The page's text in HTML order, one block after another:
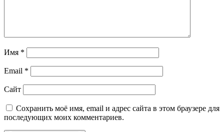
Имя *
Email *
Сайт
Сохранить моё имя, email и адрес сайта в этом браузере для
последующих моих комментариев.